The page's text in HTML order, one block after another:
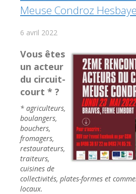
Meuse Condroz Hesbaye
6 avril 2022
Vous êtes
un acteur
du circuit-
court * ?
* agriculteurs,
boulangers,
bouchers,
fromagers,
restaurateurs,
traiteurs,
cuisines de
collectivités, plates-formes et
locaux.